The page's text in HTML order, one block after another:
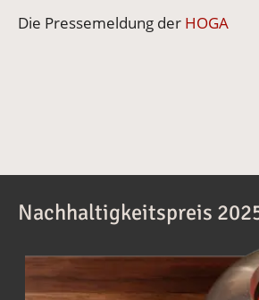
Die Pressemeldung der HOGA
Nachhaltigkeitspreis